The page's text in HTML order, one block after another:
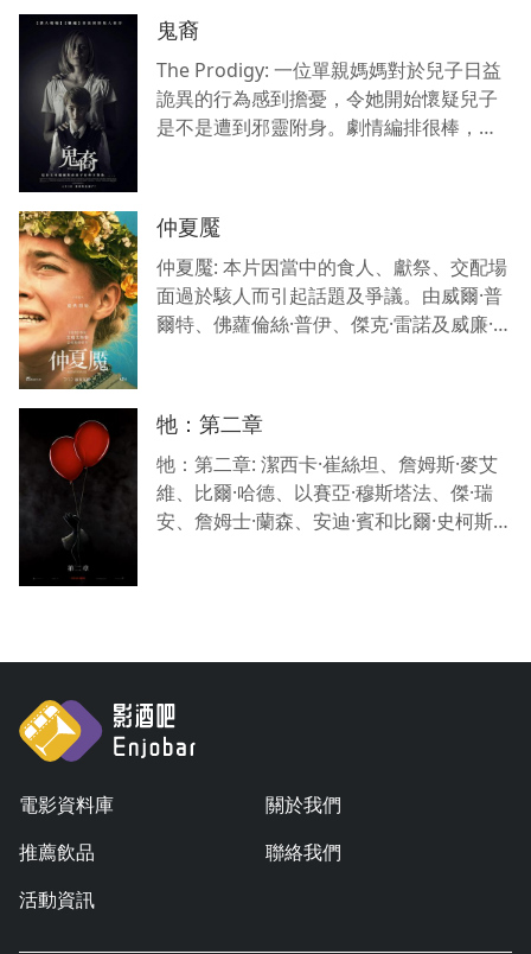
事。
鬼裔
The Prodigy: 一位單親媽媽對於兒子日益
詭異的行為感到擔憂，令她開始懷疑兒子
是不是遭到邪靈附身。劇情編排很棒，氣
仲夏魘
仲夏魘: 本片因當中的食人、獻祭、交配場
面過於駭人而引起話題及爭議。由威爾·普
爾特、佛蘿倫絲·普伊、傑克·雷諾及威廉·傑
牠：第二章
牠：第二章: 潔西卡·崔絲坦、詹姆斯·麥艾
維、比爾·哈德、以賽亞·穆斯塔法、傑·瑞
安、詹姆士·蘭森、安迪·賓和比爾·史柯斯
電影資料庫
推薦飲品
活動資訊
關於我們
聯絡我們